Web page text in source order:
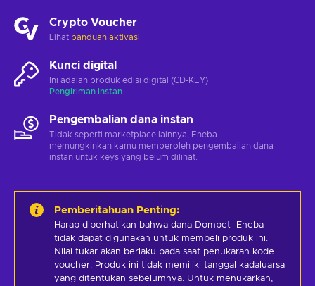
Crypto Voucher
Lihat panduan aktivasi
Kunci digital
Ini adalah produk edisi digital (CD-KEY)
Pengiriman instan
Pengembalian dana instan
Tidak seperti marketplace lainnya, Eneba
memungkinkan kamu memperoleh pengembalian dana
instan untuk keys yang belum dilihat.
Pemberitahuan Penting:
Harap diperhatikan bahwa dana Dompet  Eneba
tidak dapat digunakan untuk membeli produk ini.
Nilai tukar akan berlaku pada saat penukaran kode
voucher. Produk ini tidak memiliki tanggal kadaluarsa
yang ditentukan sebelumnya. Untuk menukarkan,